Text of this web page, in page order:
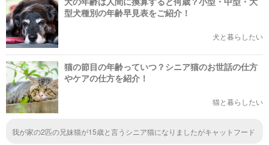
型犬種別の年齢早見表をご紹介！
犬と暮らしたい
猫の節目の年齢っていつ？シニア猫のお世話の仕方
やケアの仕方を紹介！
猫と暮らしたい
我が家の2匹の兄妹猫が15歳と言うシニア猫になりましたがキャットフード